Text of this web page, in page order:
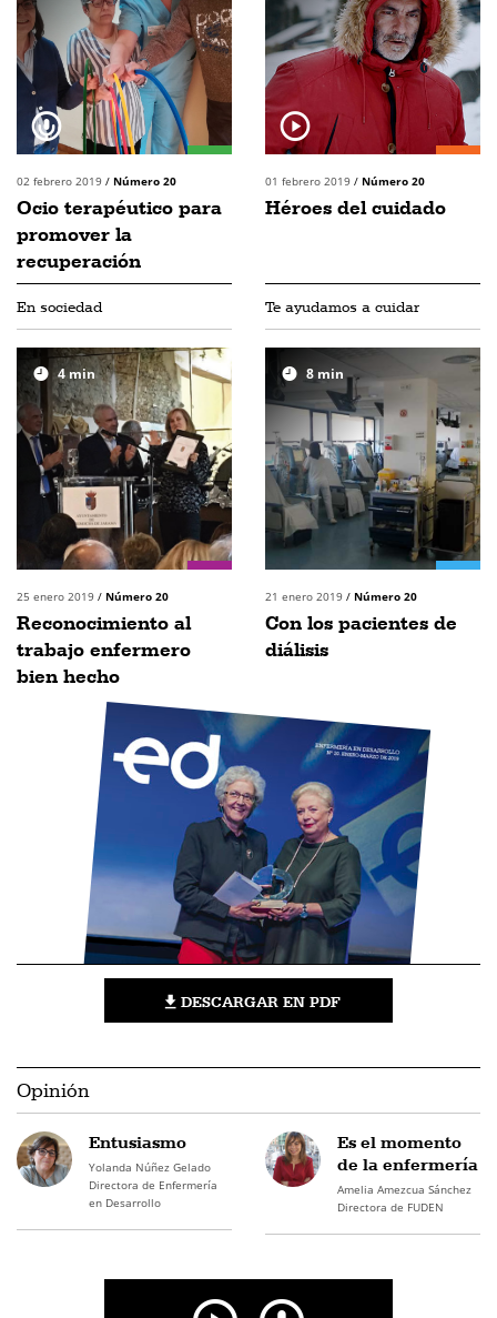
02 febrero 2019 / Número 20
Ocio terapéutico para
promover la
recuperación
01 febrero 2019 / Número 20
Héroes del cuidado
En sociedad
4min
25 enero 2019 / Número 20
Reconocimiento al
trabajo enfermero
bien hecho
Te ayudamos a cuidar
8 min
21 enero 2019 / Número 20
Con los pacientes de
diálisis
DESCARGAR EN PDF
Opinión
Entusiasmo
Yolanda Núñez Gelado
Directora de Enfermería
en Desarrollo
Es el momento
de la enfermería
Amelia Amezcua Sánchez
Directora de FUDEN